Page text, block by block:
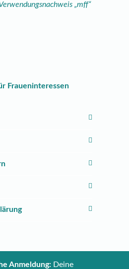
„mff“
Anmeldung:Deine